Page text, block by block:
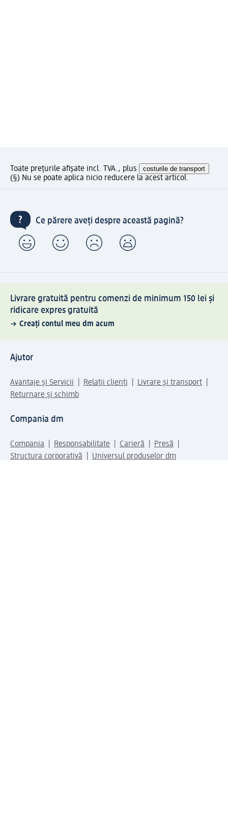
Toate prețurile afișate incl. TVA., plus costurile de transport
(§) Nu se poate aplica nicio reducere la acest articol.
Ce părere aveți despre această pagină?
Livrare gratuită pentru comenzi de minimum 150 lei și
ridicare expres gratuită
Creați contul meu dm acum
Ajutor
Avantaje și Servicii Relații clienți
Livrare și transport
Returnare și schimb
Compania dm
Compania Responsabilitate Carieră
Presă
Structura corporativă
Universul produselor dm